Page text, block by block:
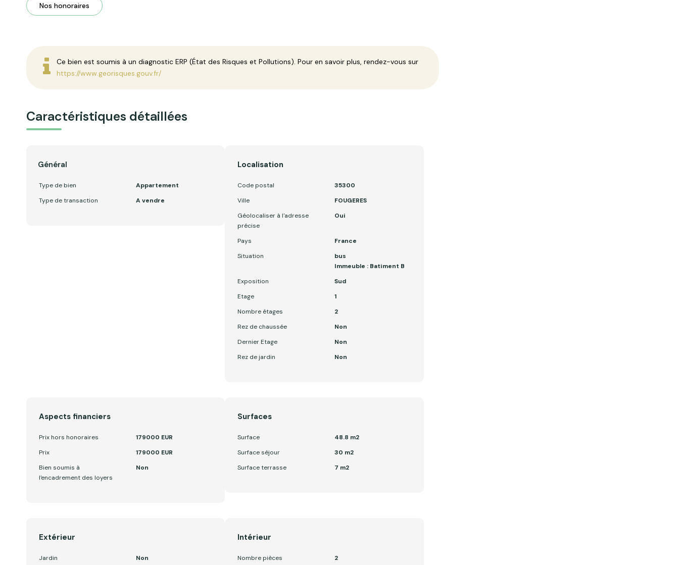
Nos honoraires
Ce bien est soumis à un diagnostic ERP (État des Risques et Pollutions). Pour en savoir plus, rendez-vous sur
https://www.georisques.gouv.fr/
Caractéristiques détaillées
Général
Type de bien
Appartement
Type de transaction
A vendre
Localisation
Code postal
35300
Ville
FOUGERES
Géolocaliser à l'adresse
précise
Oui
Pays
France
Situation
bus
Immeuble : Batiment B
Exposition
Sud
Etage
1
Nombre étages
2
Rez de chaussée
Non
Dernier Etage
Non
Rez de jardin
Non
Aspects financiers
Prix hors honoraires
179000 EUR
Prix
179000 EUR
Bien soumis à
l'encadrement des loyers
Non
Surfaces
Surface
48.8 m2
Surface séjour
30 m2
Surface terrasse
7 m2
Extérieur
Jardin
Non
Intérieur
Nombre pièces
2